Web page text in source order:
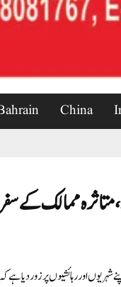
China
ممالک کے
پرزوردیا ہے کہ وہ